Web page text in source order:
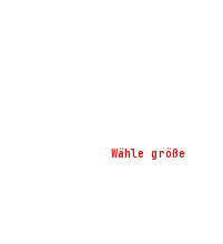
Wähle größe